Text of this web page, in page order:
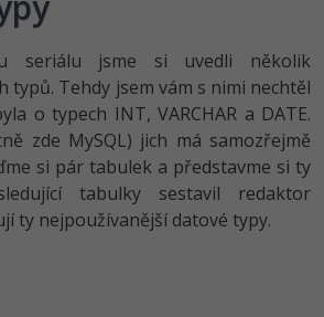
specialista
-41%
(AI) -10%
seriálu jsme si uvedli několik
typů. Tehdy jsem vám s nimi nechtěl
o typech INT, VARCHAR a DATE.
zde MySQL) jich má samozřejmě
si pár tabulek a představme si ty
tabulky sestavil redaktor
ty nejpoužívanější datové typy.